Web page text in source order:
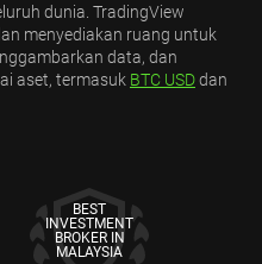
dunia. TradingView
menyediakan ruang untuk
data, dan
aset, termasuk BTC USDdan
BEST
INVESTMENT
BROKER IN
MALAYSIA